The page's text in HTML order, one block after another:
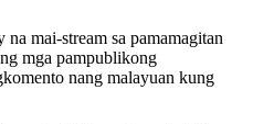
mai-stream sa pamamagitan
mga pampublikong
nang malayuan kung